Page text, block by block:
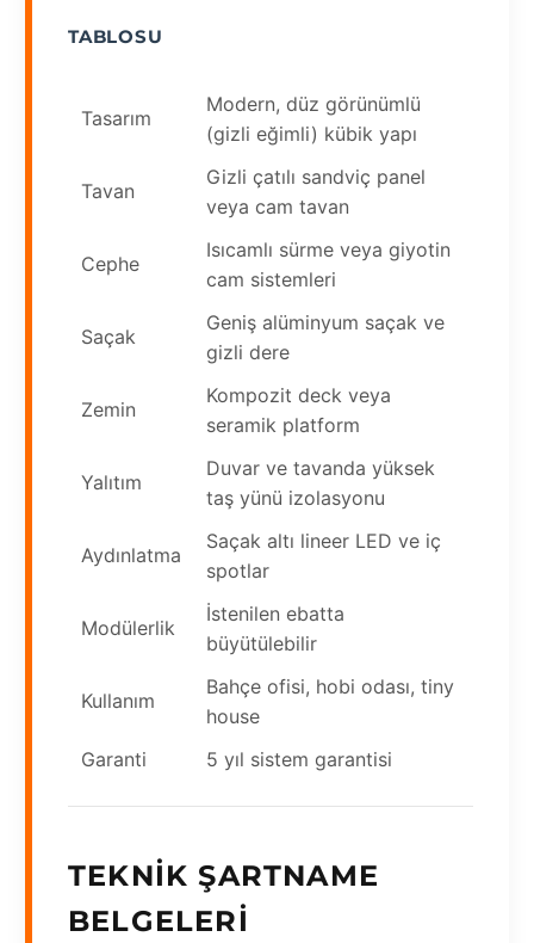
TABLOSU
Tasarım
Modern, düz görünümlü
(gizli eğimli) kübik yapı
Tavan
Gizli çatılı sandviç panel
veya cam tavan
Cephe
Isıcamlı sürme veya giyotin
cam sistemleri
Saçak
Geniş alüminyum saçak ve
gizli dere
Zemin
Kompozit deck veya
seramik platform
Yalıtım
Duvar ve tavanda yüksek
taş yünü izolasyonu
Aydınlatma
Saçak altı lineer LED ve iç
spotlar
Modülerlik
İstenilen ebatta
büyütülebilir
Kullanım
Bahçe ofisi, hobi odası, tiny
house
Garanti
5 yıl sistem garantisi
TEKNIK ŞARTNAME
BELGELERI